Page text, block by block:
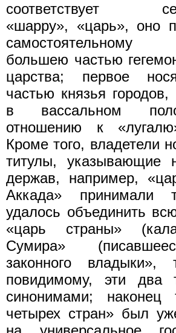
соответствует
«шарру», «царь», оно
большею частью
царства; первое
частью князья
в вассальном
отношению к
Кроме того, владетели
титулы, указывающие
держав, например,
Аккада» принимали
удалось объединить
«царь страны»
Сумира»
законного
повидимому, эти два
синонимами; наконец
четырех стран» был